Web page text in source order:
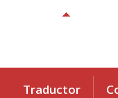
Traductor